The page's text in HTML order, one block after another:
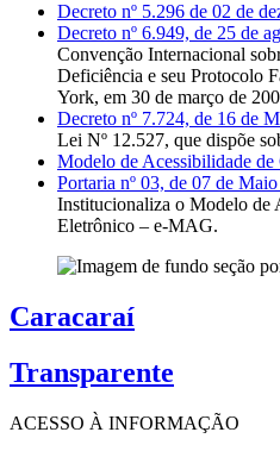
Decreto nº 5.296 de 02 de
Decreto nº 6.949, de 25 de
Convenção Internacional
Deficiência e seu Protocolo
York, em 30 de março de
Decreto nº 7.724, de 16 de
Lei Nº 12.527, que dispõe
Modelo de Acessibilidade
Portaria nº 03, de 07 de
Institucionaliza o Modelo de
Eletrônico – e-MAG.
Caracaraí
Transparente
ACESSO À INFORMAÇÃO